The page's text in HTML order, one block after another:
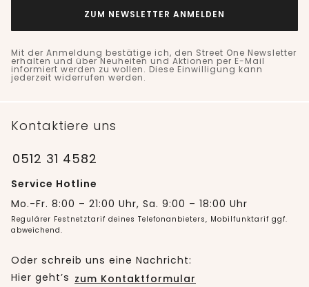
ZUM NEWSLETTER ANMELDEN
Mit der Anmeldung bestätige ich, den Street One Newsletter
erhalten und über Neuheiten und Aktionen per E-Mail
informiert werden zu wollen. Diese Einwilligung kann
jederzeit widerrufen werden.
Kontaktiere uns
0512 31 4582
Service Hotline
Mo.-Fr. 8:00 – 21:00 Uhr, Sa. 9:00 – 18:00 Uhr
Regulärer Festnetztarif deines Telefonanbieters, Mobilfunktarif ggf.
abweichend.
Oder schreib uns eine Nachricht:
Hier geht’s zum Kontaktformular